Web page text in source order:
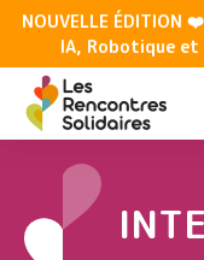
NOUVELLE
IA, Robotique